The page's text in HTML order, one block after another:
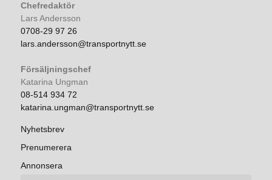
Chefredaktör
Lars Andersson
0708-29 97 26
lars.andersson@transportnytt.se
Försäljningschef
Katarina Ungman
08-514 934 72
katarina.ungman@transportnytt.se
Nyhetsbrev
Prenumerera
Annonsera